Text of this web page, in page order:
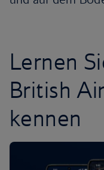
Lernen
British
kennen